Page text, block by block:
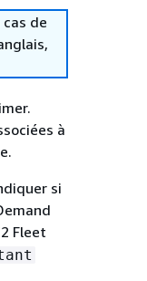
de
à
si
Fleet